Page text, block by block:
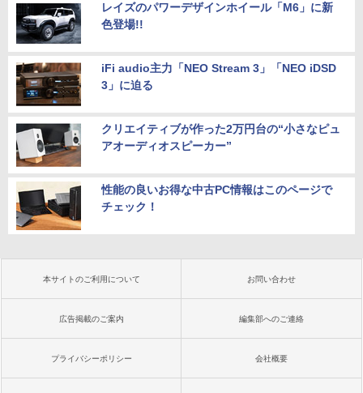
レイズのパワーデザインホイール「M6」に新
色登場!!
iFi audio主力「NEO Stream 3」「NEO iDSD
3」に迫る
クリエイティブが作った2万円台の“小さなピュ
アオーディオスピーカー”
性能の良いお得な中古PC情報はこのページで
チェック！
本サイトのご利用について お問い合わせ
広告掲載のご案内 編集部へのご連絡
プライバシーポリシー 会社概要